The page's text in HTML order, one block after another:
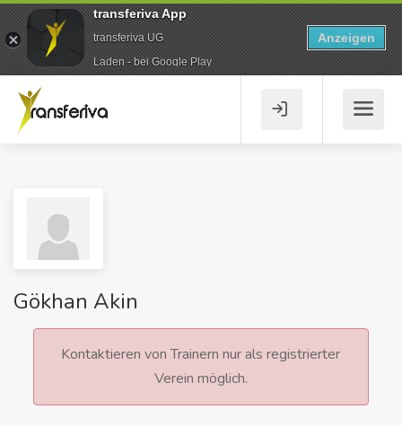
Gökhan Akin
Kontaktieren von Trainern nur als registrierter
Verein möglich.
transferiva App
transferiva UG
Laden - bei Google Play
Anzeigen